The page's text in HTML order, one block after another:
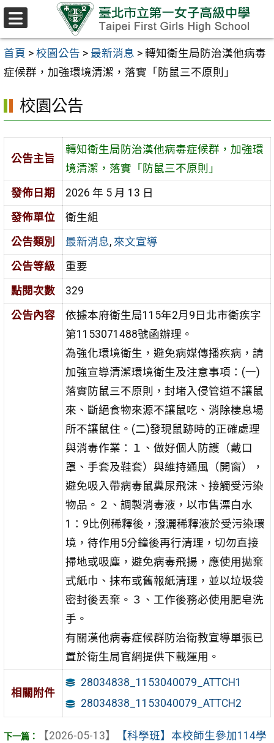
跳至主要內容區
首頁 > 校園公告 > 最新消息 > 轉知衛生局防治漢他病毒
症候群，加強環境清潔，落實「防鼠三不原則」
校園公告
公告主旨
轉知衛生局防治漢他病毒症候群，加強環
境清潔，落實「防鼠三不原則」
發佈日期
2026 年 5 月 13 日
發佈單位
衛生組
公告類別
最新消息, 來文宣導
公告等級
重要
點閱次數
329
公告內容
依據本府衛生局115年2月9日北市衛疾字
第1153071488號函辦理。
為強化環境衛生，避免病媒傳播疾病，請
加強宣導清潔環境衛生及注意事項：(一)
落實防鼠三不原則，封堵入侵管道不讓鼠
來、斷絕食物來源不讓鼠吃、消除棲息場
所不讓鼠住。(二)發現鼠跡時的正確處理
與消毒作業：１、做好個人防護（戴口
罩、手套及鞋套）與維持通風（開窗），
避免吸入帶病毒鼠糞尿飛沫、接觸受污染
物品。２、調製消毒液，以市售漂白水
1：9比例稀釋後，潑灑稀釋液於受污染環
境，待作用5分鐘後再行清理，切勿直接
掃地或吸塵，避免病毒飛揚，應使用拋棄
式紙巾、抹布或舊報紙清理，並以垃圾袋
密封後丟棄。３、工作後務必使用肥皂洗
手。
有關漢他病毒症候群防治衛教宣導單張已
置於衛生局官網提供下載運用。
相關附件
28034838_1153040079_ATTCH1
28034838_1153040079_ATTCH2
【2026-05-13】
【科學班】本校師生參加114學
選
單